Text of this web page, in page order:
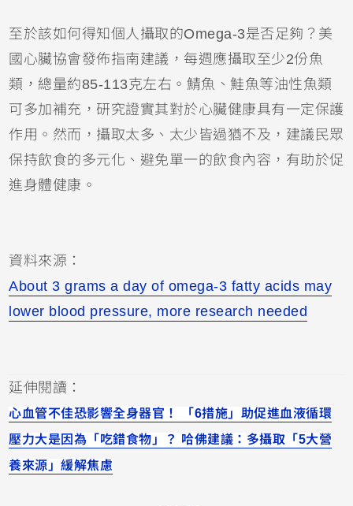
至於該如何得知個人攝取的Omega-3是否足夠？美
國心臟協會發佈指南建議，每週應攝取至少2份魚
類，總量約85-113克左右。鯖魚、鮭魚等油性魚類
可多加補充，研究證實其對於心臟健康具有一定保護
作用。然而，攝取太多、太少皆過猶不及，建議民眾
保持飲食的多元化、避免單一的飲食內容，有助於促
進身體健康。
資料來源：
About 3 grams a day of omega-3 fatty acids may
lower blood pressure, more research needed
延伸閱讀：
心血管不佳恐影響全身器官！ 「6措施」助促進血液循環
壓力大是因為「吃錯食物」？ 哈佛建議：多攝取「5大營
養來源」緩解焦慮